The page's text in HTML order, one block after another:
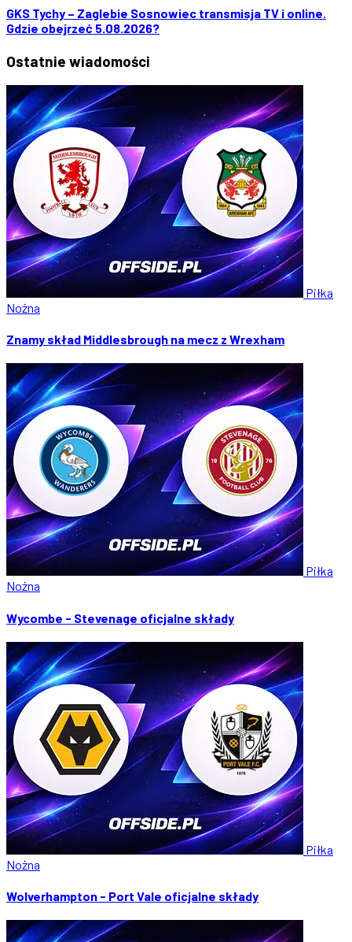
GKS Tychy – Zaglebie Sosnowiec transmisja TV i online.
Gdzie obejrzeć 5.08.2026?
Ostatnie wiadomości
Piłka
Nożna
Znamy skład Middlesbrough na mecz z Wrexham
Piłka
Nożna
Wycombe - Stevenage oficjalne składy
Piłka
Nożna
Wolverhampton - Port Vale oficjalne składy